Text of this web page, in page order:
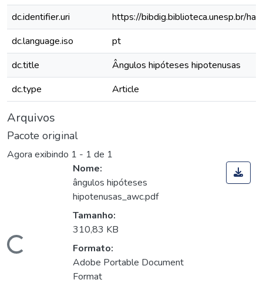
dc.identifier.uri
https://bibdig.biblioteca.unesp.br/
dc.language.iso
pt
dc.title
Ângulos hipóteses hipotenusas
dc.type
Article
Arquivos
Pacote original
Agora exibindo 1 - 1 de 1
Carregando...
Nome:
ângulos hipóteses
hipotenusas_awc.pdf
Tamanho:
310,83 KB
Formato:
Adobe Portable Document
Format